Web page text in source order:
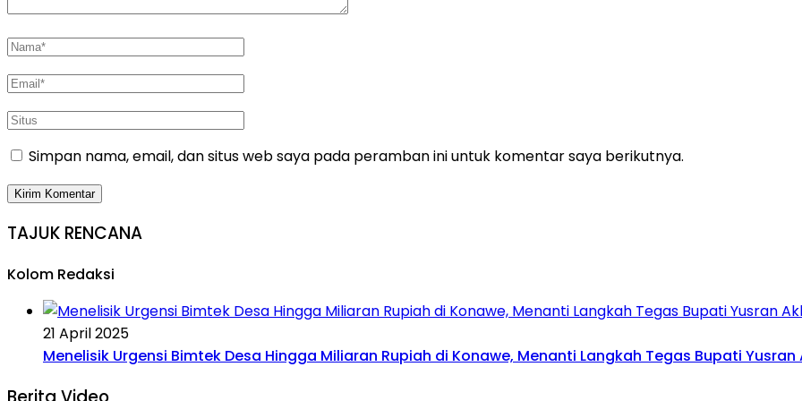
Simpan nama, email, dan situs web saya pada peramban ini untuk komentar saya berikutnya.
TAJUK RENCANA
Kolom Redaksi
21 April 2025
Menelisik Urgensi Bimtek Desa Hingga Miliaran Rupiah di Konawe, Menanti Langkah Tegas Bupati Yusran